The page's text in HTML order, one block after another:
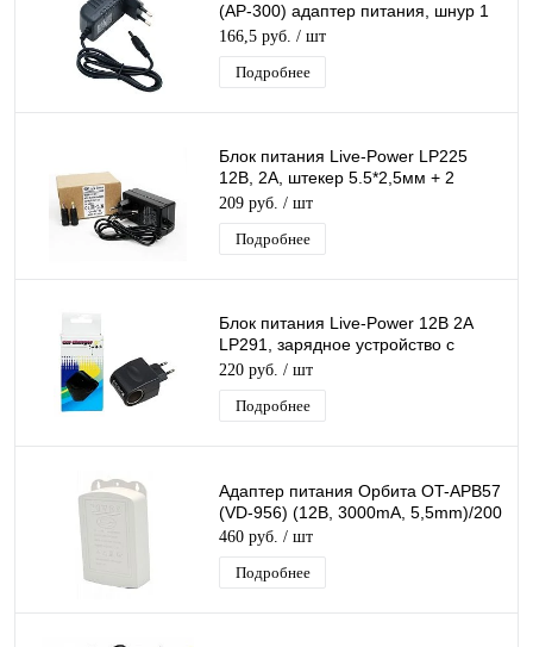
(AP-300) адаптер питания, шнур 1
м, штекер 2,5 x 0.7
166,5 руб. / шт
Подробнее
Блок питания Live-Power LP225
12В, 2A, штекер 5.5*2,5мм + 2
насадки (4,0*1,7 / 5,5*1,35), шнур 1
м
209 руб. / шт
Подробнее
Блок питания Live-Power 12В 2А
LP291, зарядное устройство с
гнездом прикуривателя, адаптер
220 - 12V
220 руб. / шт
Подробнее
Адаптер питания Орбита OT-APB57
(VD-956) (12В, 3000mA, 5,5mm)/200
460 руб. / шт
Подробнее